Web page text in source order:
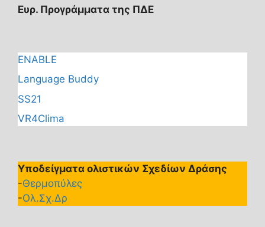
Ευρ. Προγράμματα της ΠΔΕ
ENABLE
Language Buddy
SS21
VR4Clima
Υποδείγματα ολιστικών Σχεδίων Δράσης
-Θερμοπύλες
-Ολ.Σχ.Δρ